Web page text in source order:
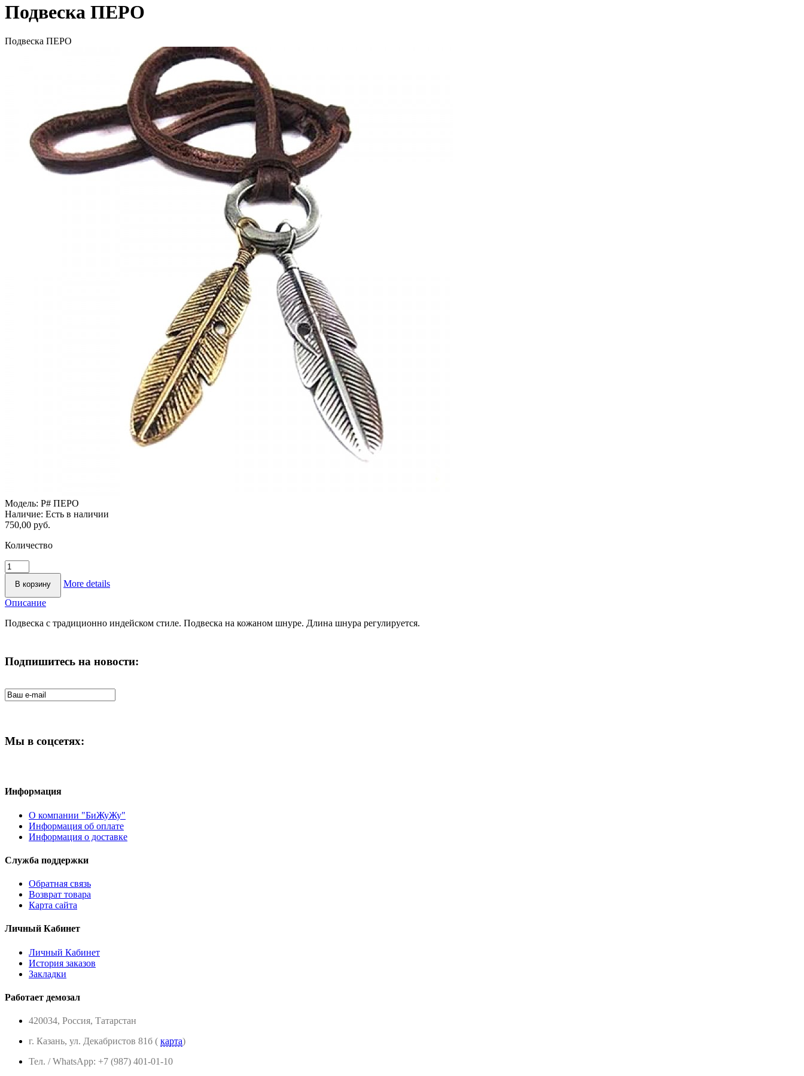
Подвеска ПЕРО
Подвеска ПЕРО
Модель: P# ПЕРО
Наличие: Есть в наличии
750,00 руб.
Количество
More details
Описание
Подвеска с традиционно индейском стиле. Подвеска на кожаном шнуре. Длина шнура регулируется.
Подпишитесь на новости:
Мы в соцсетях:
Информация
О компании "БиЖуЖу"
Информация об оплате
Информация о доставке
Служба поддержки
Обратная связь
Возврат товара
Карта сайта
Личный Кабинет
Личный Кабинет
История заказов
Закладки
Работает демозал
420034, Россия, Татарстан
г. Казань, ул. Декабристов 81б ( карта)
Тел. / WhatsApp: +7 (987) 401-01-10